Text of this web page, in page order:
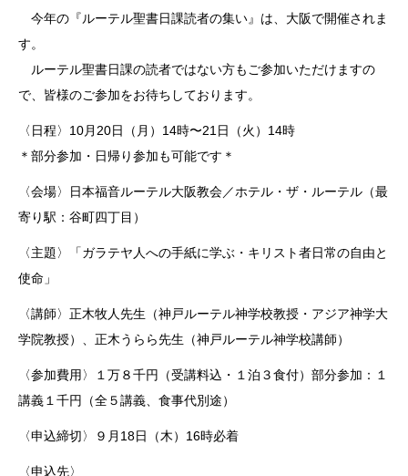
今年の『ルーテル聖書日課読者の集い』は、大阪で開催されま
す。
ルーテル聖書日課の読者ではない方もご参加いただけますの
で、皆様のご参加をお待ちしております。
〈日程〉10月20日（月）14時〜21日（火）14時
＊部分参加・日帰り参加も可能です＊
〈会場〉日本福音ルーテル大阪教会／ホテル・ザ・ルーテル（最
寄り駅：谷町四丁目）
〈主題〉「ガラテヤ人への手紙に学ぶ・キリスト者日常の自由と
使命」
〈講師〉正木牧人先生（神戸ルーテル神学校教授・アジア神学大
学院教授）、正木うらら先生（神戸ルーテル神学校講師）
〈参加費用〉１万８千円（受講料込・１泊３食付）部分参加：１
講義１千円（全５講義、食事代別途）
〈申込締切〉９月18日（木）16時必着
〈申込先〉